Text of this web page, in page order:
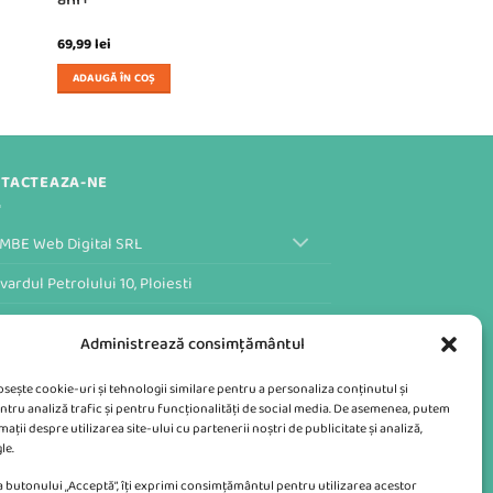
Administrează consimțământul
cookie-uri și tehnologii similare pentru a personaliza conținutul și
analiză trafic și pentru funcționalități de social media. De asemenea, putem
despre utilizarea site-ului cu partenerii noștri de publicitate și analiză,
butonului „Acceptă”, îți exprimi consimțământul pentru utilizarea acestor
69,99lei
ADAUGĂ ÎN COȘ
NE
Web Digital SRL
Petrolului 10, Ploiesti
de Contact al Magazinului